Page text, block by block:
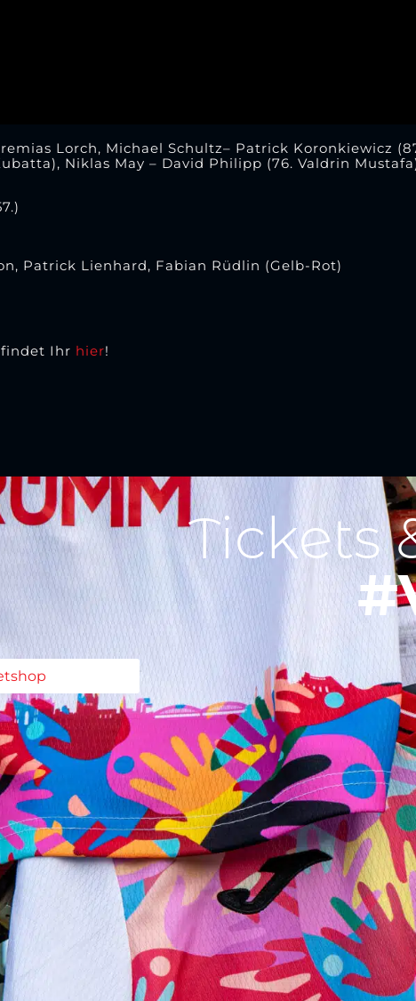
Lorch, Michael Schultz– Patrick Koronkiewicz
Niklas May – David Philipp (76. Valdrin
Patrick Lienhard, Fabian Rüdlin (Gelb-Rot)
Ihr hier!
Tickets